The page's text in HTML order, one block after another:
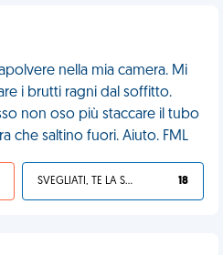
nella mia camera. Mi
i brutti ragni dal soffitto.
non oso più staccare il tubo
che saltino fuori. Aiuto. FML
SVEGLIATI, TE LA SEI CERCATA! 18